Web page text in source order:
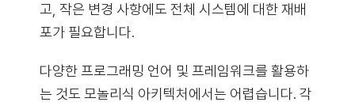
고, 작은 변경 사항에도 전체 시스템에 대한 재배
포가 필요합니다.
다양한 프로그래밍 언어 및 프레임워크를 활용하
는 것도 모놀리식 아키텍처에서는 어렵습니다. 각